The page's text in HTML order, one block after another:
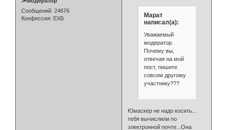
Сообщений: 24676
Конфессия: ЕХБ
Марат
написал(а):
Уважаемый
модератор.
Почему вы,
отвечая на мой
пост, пишите
совсем другому
участнику???
Юмаскер не надо косить...
тебя вычислили по
электронной почте...Она